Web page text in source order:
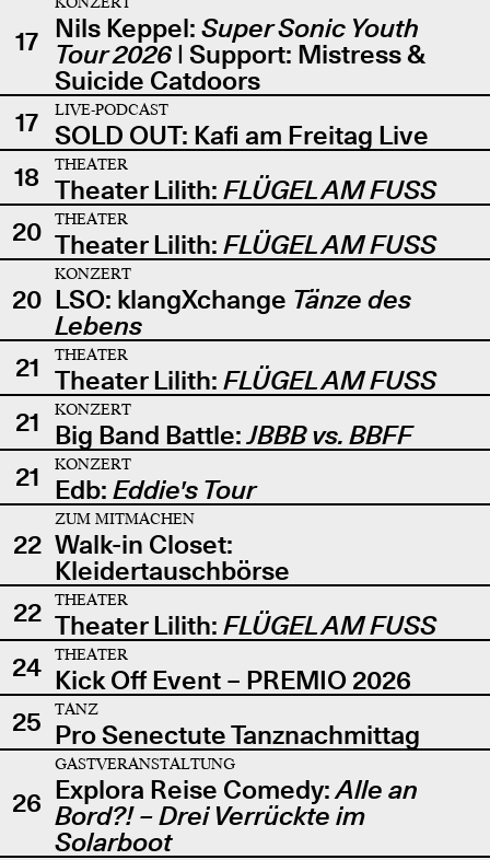
17 Nils Keppel: Super Sonic Youth
Tour 2026| Support: Mistress &
Suicide Catdoors
17
LIVE-PODCAST
SOLD OUT: Kafi am Freitag Live
18
THEATER
Theater Lilith: FLÜGEL AM FUSS
20
THEATER
Theater Lilith: FLÜGEL AM FUSS
20
KONZERT
LSO: klangXchange Tänze des
Lebens
21
THEATER
Theater Lilith: FLÜGEL AM FUSS
21
KONZERT
Big Band Battle:JBBB vs. BBFF
21
KONZERT
Edb: Eddie's Tour
22
ZUM MITMACHEN
Walk-in Closet:
Kleidertauschbörse
22
THEATER
Theater Lilith: FLÜGEL AM FUSS
24
THEATER
Kick Off Event – PREMIO 2026
25
TANZ
Pro Senectute Tanznachmittag
26
GASTVERANSTALTUNG
Explora Reise Comedy:Alle an
Bord?! – Drei Verrückte im
Solarboot